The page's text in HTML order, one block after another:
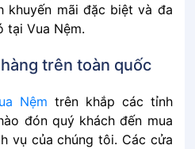
khuyến mãi đặc biệt và đa
tại Vua Nệm.
trên toàn quốc
Nệm trên khắp các tỉnh
đón quý khách đến mua
vụ của chúng tôi. Các cửa